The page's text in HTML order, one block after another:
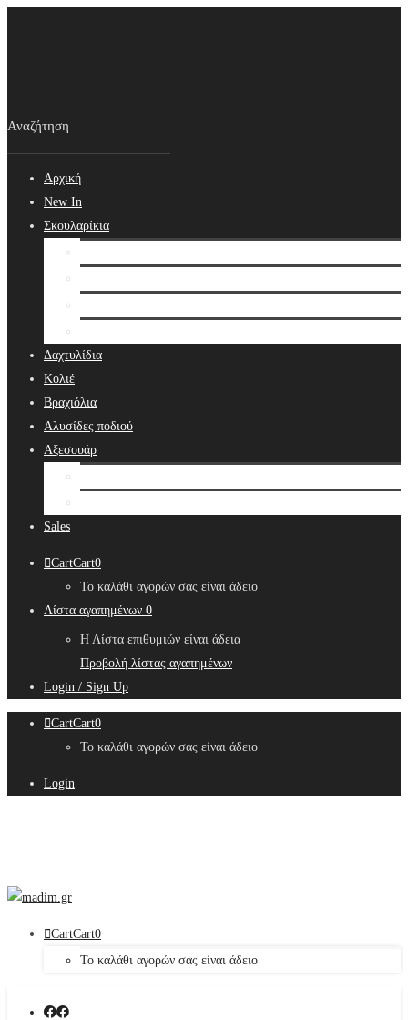
Αρχική
New In
Σκουλαρίκια
Δαχτυλίδια
Κολιέ
Βραχιόλια
Αλυσίδες ποδιού
Αξεσουάρ
Sales
CartCart0
Το καλάθι αγορών σας είναι άδειο
Λίστα αγαπημένων 0
Η Λίστα επιθυμιών είναι άδεια
Προβολή λίστας αγαπημένων
Login / Sign Up
CartCart0
Το καλάθι αγορών σας είναι άδειο
Login
CartCart0
Το καλάθι αγορών σας είναι άδειο